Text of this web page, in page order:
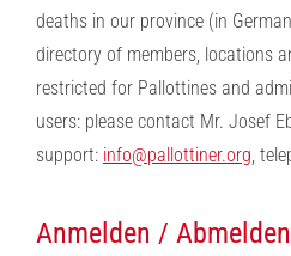
deaths in our province (in
directory of members, locations
restricted for Pallottines and
users: please contact Mr. Josef
support: info@pallottiner.org,
Anmelden / Abmelden